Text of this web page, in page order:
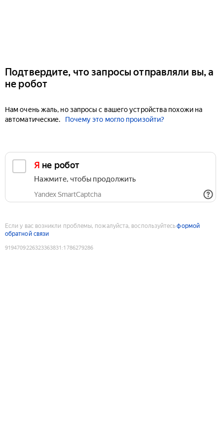
Подтвердите, что запросы отправляли вы, а
не робот
Нам очень жаль, но запросы с вашего устройства похожи на
автоматические.
Почему это могло произойти?
Я не робот
Нажмите, чтобы продолжить
Yandex SmartCaptcha
Если у вас возникли проблемы, пожалуйста, воспользуйтесьформой
обратной связи
9194709226323363831 :1786279286